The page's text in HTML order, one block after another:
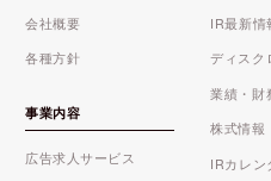
会社概要
各種方針
事業内容
広告求人サービス
IR最新情
ディスク
業績・財
株式情報
IRカレン